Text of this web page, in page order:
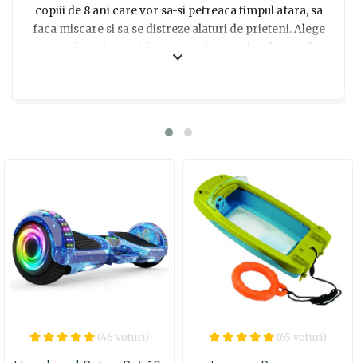
copiii de 8 ani care vor sa-si petreaca timpul afara, sa
faca miscare si sa se distreze alaturi de prieteni. Alege
aceasta jucarie si vei face un cadou pe placul micutilor
(46 voturi) (65 voturi)